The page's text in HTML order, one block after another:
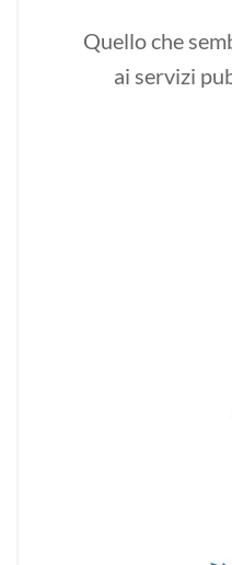
Quello che
ai servizi